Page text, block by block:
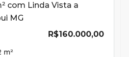
com Linda Vista a
MG
R$160.000,00
m²